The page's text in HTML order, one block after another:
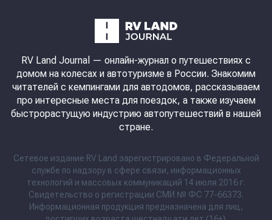
RV Land Journal — онлайн-журнал о путешествиях с
домом на колесах и автотуризме в России. Знакомим
читателей с кемпингами для автодомов, рассказываем
про интересные места для поездок, а также изучаем
быстрорастущую индустрию автопутешествий в нашей
стране.
Сетевое издание RV Land зарегистрировано в Федеральной
службе по надзору в сфере связи, информационных
технологий и массовых коммуникаций 14 июля 2016 г.
Свидетельство о регистрации СМИ № ФС 77-66373.
Информационная продукция предназначена для лиц,